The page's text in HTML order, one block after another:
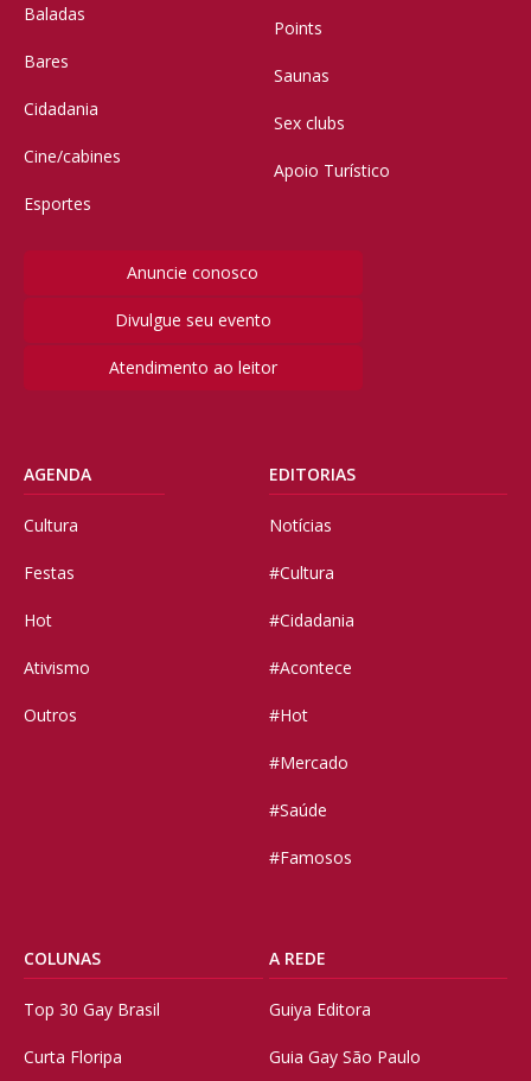
Baladas
Bares
Cidadania
Cine/cabines
Esportes
Points
Saunas
Sex clubs
Apoio Turístico
Anuncie conosco
Divulgue seu evento
Atendimento ao leitor
AGENDA
Cultura
Festas
Hot
Ativismo
Outros
EDITORIAS
Notícias
#Cultura
#Cidadania
#Acontece
#Hot
#Mercado
#Saúde
#Famosos
COLUNAS
Top 30 Gay Brasil
Curta Floripa
A REDE
Guiya Editora
Guia Gay São Paulo